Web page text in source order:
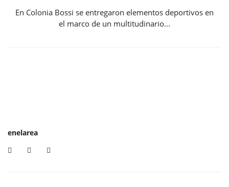
En Colonia Bossi se entregaron elementos deportivos en
el marco de un multitudinario...
enelarea